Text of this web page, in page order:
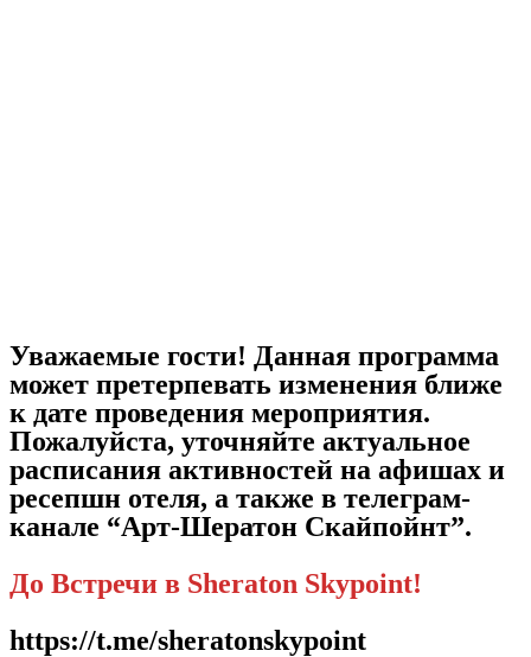
Уважаемые гости! Данная программа
может претерпевать изменения ближе
к дате проведения мероприятия.
Пожалуйста, уточняйте актуальное
расписания активностей на афишах и
ресепшн отеля, а также в телеграм-
канале “Арт-Шератон Скайпойнт”.
До Встречи в Sheraton Skypoint!
https://t.me/sheratonskypoint